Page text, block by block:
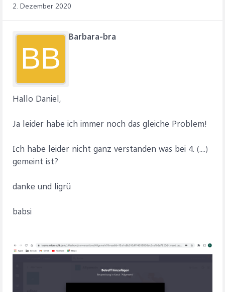
2. Dezember 2020
BB
Barbara-bra
Hallo Daniel,
Ja leider habe ich immer noch das gleiche Problem!
Ich habe leider nicht ganz verstanden was bei 4. (....)
gemeint ist?
danke und ligrü
babsi